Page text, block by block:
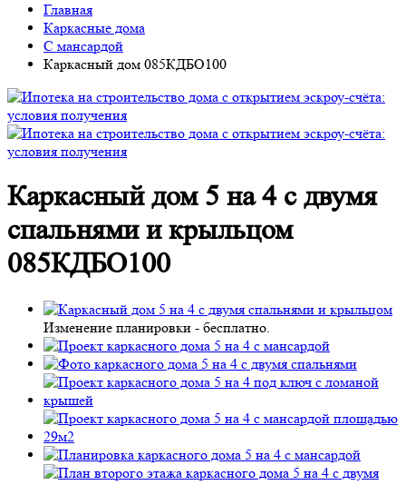
Главная
Каркасные дома
С мансардой
Каркасный дом 085КДБО100
Каркасный дом 5 на 4 с двумя
спальнями и крыльцом
085КДБО100
Изменение планировки - бесплатно.